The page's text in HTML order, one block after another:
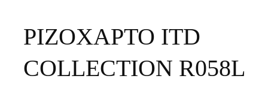
ΡΙΖΟΧΑΡΤΟ ITD
COLLECTION R058L